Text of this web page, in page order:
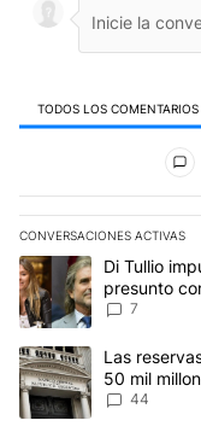
TODOS LOS COMENTARIOS
Todos los
CONVERSACIONES ACTIVAS
Este listado muestra
Un artículo deDi Tullio
presunto
Ley de
7
Un artículo de
Las
50 mil
44